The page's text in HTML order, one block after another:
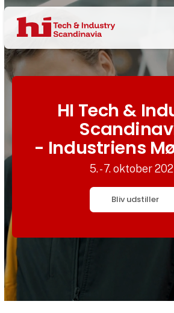
HI Tech &
- Industriens
5. - 7. oktober
Bliv udstiller